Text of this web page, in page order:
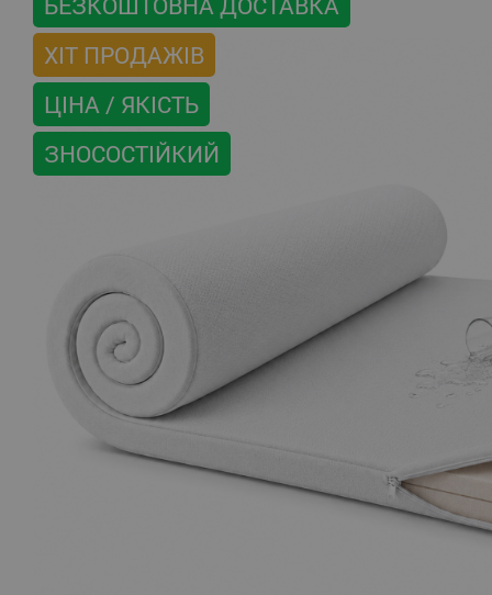
ХІТ ПРОДАЖІВ
ЦІНА / ЯКІСТЬ
ЗНОСОСТІЙКИЙ